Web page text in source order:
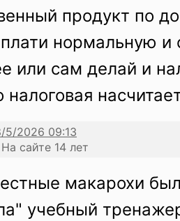
продукт по
нормальную и
или сам делай и
налоговая
сайте 14 лет
макарохи
учебный